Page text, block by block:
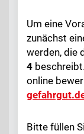
Um eine
zunächst
werden, die
4
online
Bitte füllen